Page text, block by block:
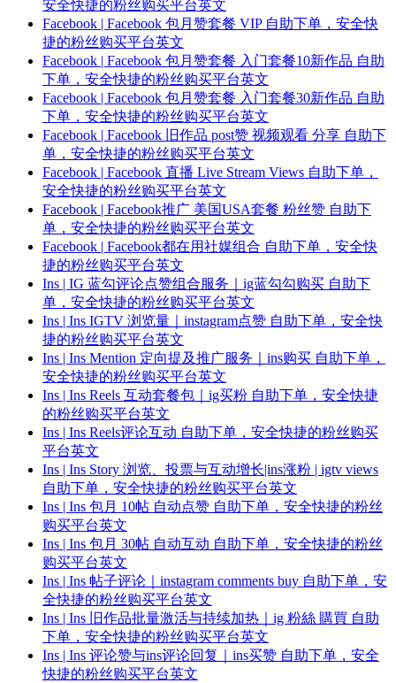
安全快捷的粉丝购买平台英文
Facebook | Facebook 包月赞套餐 VIP 自助下单，安全快
捷的粉丝购买平台英文
Facebook | Facebook 包月赞套餐 入门套餐10新作品 自助
下单，安全快捷的粉丝购买平台英文
Facebook | Facebook 包月赞套餐 入门套餐30新作品 自助
下单，安全快捷的粉丝购买平台英文
Facebook | Facebook 旧作品 post赞 视频观看 分享 自助下
单，安全快捷的粉丝购买平台英文
Facebook | Facebook 直播 Live Stream Views 自助下单，
安全快捷的粉丝购买平台英文
Facebook | Facebook推广 美国USA套餐 粉丝赞 自助下
单，安全快捷的粉丝购买平台英文
Facebook | Facebook都在用社媒组合 自助下单，安全快
捷的粉丝购买平台英文
Ins | IG 蓝勾评论点赞组合服务｜ig蓝勾勾购买 自助下
单，安全快捷的粉丝购买平台英文
Ins | Ins IGTV 浏览量｜instagram点赞 自助下单，安全快
捷的粉丝购买平台英文
Ins | Ins Mention 定向提及推广服务｜ins购买 自助下单，
安全快捷的粉丝购买平台英文
Ins | Ins Reels 互动套餐包｜ig买粉 自助下单，安全快捷
的粉丝购买平台英文
Ins | Ins Reels评论互动 自助下单，安全快捷的粉丝购买
平台英文
Ins | Ins Story 浏览、投票与互动增长|ins涨粉 | igtv views
自助下单，安全快捷的粉丝购买平台英文
Ins | Ins 包月 10帖 自动点赞 自助下单，安全快捷的粉丝
购买平台英文
Ins | Ins 包月 30帖 自动互动 自助下单，安全快捷的粉丝
购买平台英文
Ins | Ins 帖子评论｜instagram comments buy 自助下单，安
全快捷的粉丝购买平台英文
Ins | Ins 旧作品批量激活与持续加热｜ig 粉絲 購買 自助
下单，安全快捷的粉丝购买平台英文
Ins | Ins 评论赞与ins评论回复｜ins买赞 自助下单，安全
快捷的粉丝购买平台英文